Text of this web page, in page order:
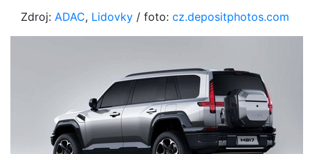
Zdroj: ADAC, Lidovky / foto: cz.depositphotos.com